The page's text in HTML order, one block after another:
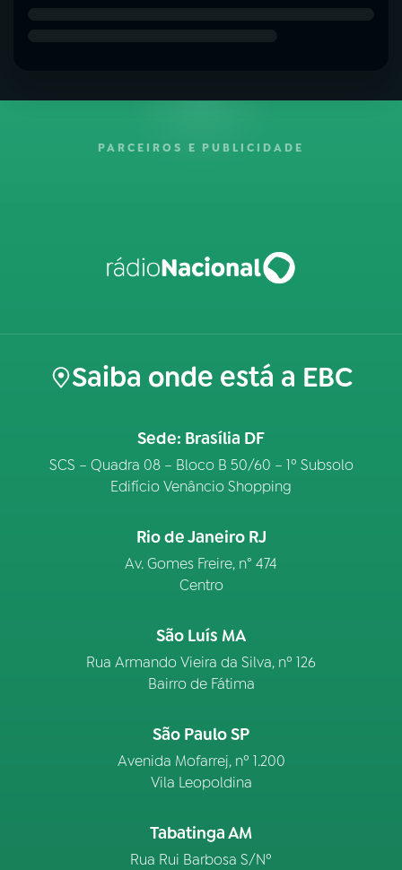
PARCEIROS E PUBLICIDADE
Saiba onde está a EBC
Sede: Brasília DF
SCS – Quadra 08 – Bloco B 50/60 – 1º Subsolo
Edifício Venâncio Shopping
Rio de Janeiro RJ
Av. Gomes Freire, n° 474
Centro
São Luís MA
Rua Armando Vieira da Silva, nº 126
Bairro de Fátima
São Paulo SP
Avenida Mofarrej, nº 1.200
Vila Leopoldina
Tabatinga AM
Rua Rui Barbosa S/Nº